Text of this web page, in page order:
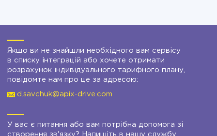
Якщо ви не знайшли необхідного вам сервісу
в списку інтеграцій або хочете отримати
розрахунок індивідуального тарифного плану,
повідомте нам про це за адресою:
d.savchuk@apix-drive.com
У вас є питання або вам потрібна допомога зі
створення зв'язку? Напишіть в нашу службу